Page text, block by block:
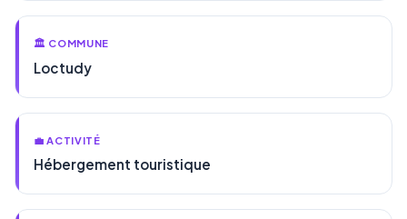
🏛️ COMMUNE
Loctudy
💼 ACTIVITÉ
Hébergement touristique